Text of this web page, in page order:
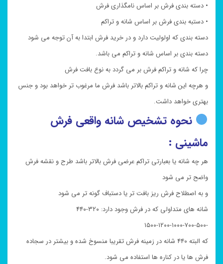
• دسته بندی فرش بر اساس نامگذاری فرش
• دستبه بندی فرش بر اساس شانه و تراکم
دسته بندی که اولولیت دارد و در خرید فرش ابتدا به آن توجه می شود
دسته بندی بر اساس شانه و تراکم می باشد.
چرا که شانه و تراکم فرش بر می گردد به نوع بافت فرش
و هرچه این شانه و تراکم بالاتر باشد فرش ما مرغوب تر خواهد بود و جنس
بهتری خواهد داشت.
نحوه تشخیص شانه واقعی فرش
ماشینی :
هر چه شانه یا بعبارتی تراکم عرضی فرش بالاتر باشد طرح و نقشه فرش
واضح تر می شود
و به اصطلاح فرش ریز بافت تر یا دستباف گونه تر می شود
شانه های متداولی که در فرش وجود دارد: ۳۲۰-۴۴۰
-۵۰۰-۷۰۰-۱۰۰۰-۱۲۰۰-۱۵۰۰
که البته ۴۴۰ شانه در زمینه فرش تقریبا منسوخ شده و بیشتر در سجاده
فرش ها یا در کناره ها استفاده می شود.